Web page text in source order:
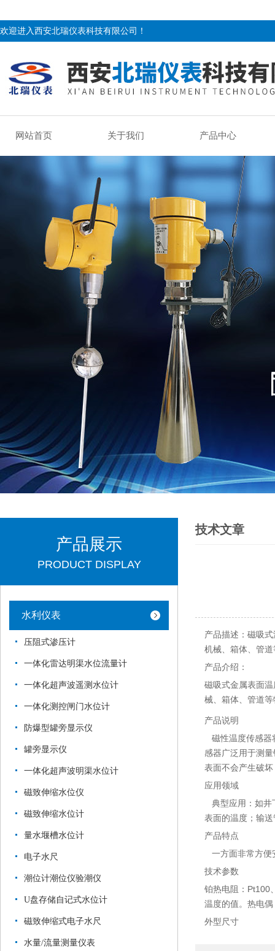
欢迎进入西安北瑞仪表科技有限公司！
网站首页 关于我们 产品中心
产品展示
PRODUCT DISPLAY
水利仪表
压阻式渗压计
一体化雷达明渠水位流量计
一体化超声波遥测水位计
一体化测控闸门水位计
防爆型罐旁显示仪
罐旁显示仪
一体化超声波明渠水位计
磁致伸缩水位仪
磁致伸缩水位计
量水堰槽水位计
电子水尺
潮位计潮位仪验潮仪
U盘存储自记式水位计
磁致伸缩式电子水尺
水量/流量测量仪表
技术文章
产品描述：磁吸
机械、箱体、管
产品介绍：
磁吸式金属表面
械、箱体、管道
产品说明
磁性温度传感器
感器广泛用于测
表面不会产生破
应用领域
典型应用：如井
表面的温度；输
产品特点
一方面非常方便
技术参数
铂热电阻：Pt100
温度的值。热电
外型尺寸